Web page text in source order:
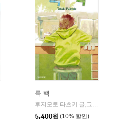
디앤씨미디어(D&C미디어)
룩 백
후지모토 타츠키 글,그림
5,400원 (10% 할인)